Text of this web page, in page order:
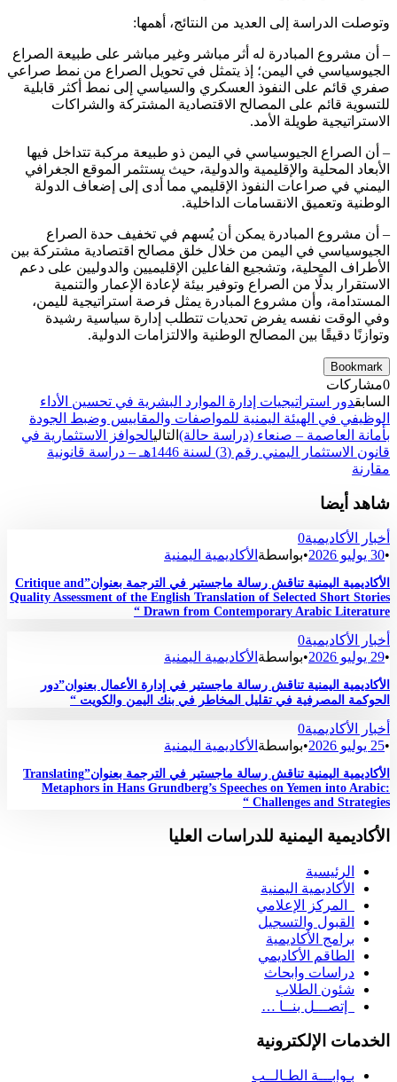
وتوصلت الدراسة إلى العديد من النتائج، أهمها:
– أن مشروع المبادرة له أثر مباشر وغير مباشر على طبيعة الصراع
الجيوسياسي في اليمن؛ إذ يتمثل في تحويل الصراع من نمط صراعي
صفري قائم على النفوذ العسكري والسياسي إلى نمط أكثر قابلية
للتسوية قائم على المصالح الاقتصادية المشتركة والشراكات
الاستراتيجية طويلة الأمد.
– أن الصراع الجيوسياسي في اليمن ذو طبيعة مركبة تتداخل فيها
الأبعاد المحلية والإقليمية والدولية، حيث يستثمر الموقع الجغرافي
اليمني في صراعات النفوذ الإقليمي مما أدى إلى إضعاف الدولة
الوطنية وتعميق الانقسامات الداخلية.
– أن مشروع المبادرة يمكن أن يُسهم في تخفيف حدة الصراع
الجيوسياسي في اليمن من خلال خلق مصالح اقتصادية مشتركة بين
الأطراف المحلية، وتشجيع الفاعلين الإقليميين والدوليين على دعم
الاستقرار بدلًا من الصراع وتوفير بيئة لإعادة الإعمار والتنمية
المستدامة، وأن مشروع المبادرة يمثل فرصة استراتيجية لليمن،
وفي الوقت نفسه يفرض تحديات تتطلب إدارة سياسية رشيدة
وتوازنًا دقيقًا بين المصالح الوطنية والالتزامات الدولية.
Bookmark
0مشاركات
السابقدور استراتيجيات إدارة الموارد البشرية في تحسين الأداء
الوظيفي في الهيئة اليمنية للمواصفات والمقاييس وضبط الجودة
بأمانة العاصمة – صنعاء (دراسة حالة) التاليالحوافز الاستثمارية في
قانون الاستثمار اليمني رقم (3) لسنة 1446هـ – دراسة قانونية
مقارنة
شاهد أيضا
أخبار الأكاديمية0
•30 يوليو 2026 •بواسطة الأكاديمية اليمنية
الأكاديمية اليمنية تناقش رسالة ماجستير في الترجمة بعنوان”Critique and
Quality Assessment of the English Translation of Selected Short Stories
Drawn from Contemporary Arabic Literature “
أخبار الأكاديمية0
•29 يوليو 2026 •بواسطة الأكاديمية اليمنية
الأكاديمية اليمنية تناقش رسالة ماجستير في إدارة الأعمال بعنوان”دور
الحوكمة المصرفية في تقليل المخاطر في بنك اليمن والكويت “
أخبار الأكاديمية0
•25 يوليو 2026 •بواسطة الأكاديمية اليمنية
الأكاديمية اليمنية تناقش رسالة ماجستير في الترجمة بعنوان”Translating
Metaphors in Hans Grundberg’s Speeches on Yemen into Arabic:
Challenges and Strategies “
الأكاديمية اليمنية للدراسات العليا
الرئيسية
الأكاديمية اليمنية
المركز الإعلامي
القبول والتسجيل
برامج الأكاديمية
الطاقم الأكاديمي
دراسات وابحاث
شئون الطلاب
إتصـــل بنــا …
الخدمات الإلكترونية
بـوابـــة الطـالــب